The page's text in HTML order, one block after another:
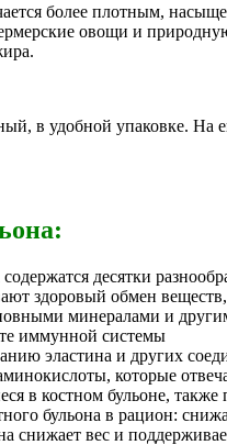
более плотным,
овощи и
в удобной упаковке. На
содержатся десятки
здоровый обмен
минералами и
иммунной системы
эластина и других
которые
в костном бульоне,
бульона в рацион:
снижает вес и